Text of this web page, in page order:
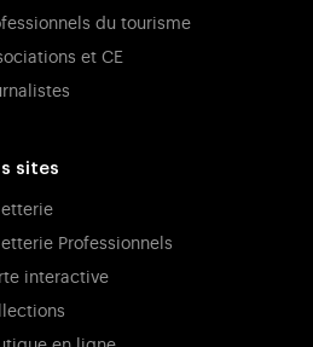
du tourisme
et CE
sites
Professionnels
interactive